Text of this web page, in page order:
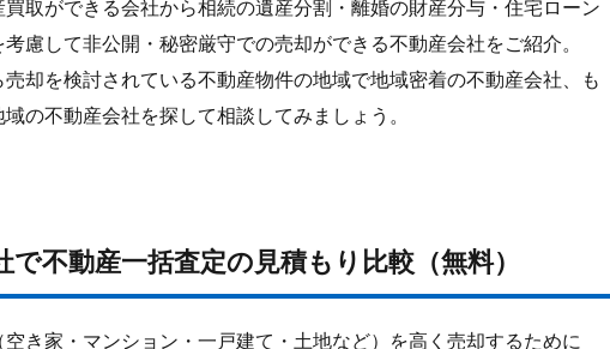
取ができる会社から相続の遺産分割・離婚の財産分与・住宅ローン
慮して非公開・秘密厳守での売却ができる不動産会社をご紹介。
却を検討されている不動産物件の地域で地域密着の不動産会社、も
の不動産会社を探して相談してみましょう。
不動産一括査定の見積もり比較（無料）
き家・マンション・一戸建て・土地など）を高く売却するために